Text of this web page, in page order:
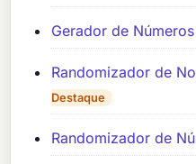
Gerador de
Randomizador de
Destaque
Randomizador de